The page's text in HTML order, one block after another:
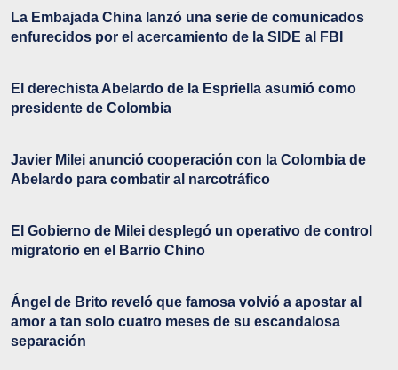
La Embajada China lanzó una serie de comunicados
enfurecidos por el acercamiento de la SIDE al FBI
El derechista Abelardo de la Espriella asumió como
presidente de Colombia
Javier Milei anunció cooperación con la Colombia de
Abelardo para combatir al narcotráfico
El Gobierno de Milei desplegó un operativo de control
migratorio en el Barrio Chino
Ángel de Brito reveló que famosa volvió a apostar al
amor a tan solo cuatro meses de su escandalosa
separación